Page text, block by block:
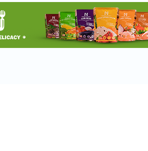
მოითხოვე ტური